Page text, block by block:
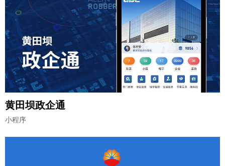
黄田坝政企通
小程序